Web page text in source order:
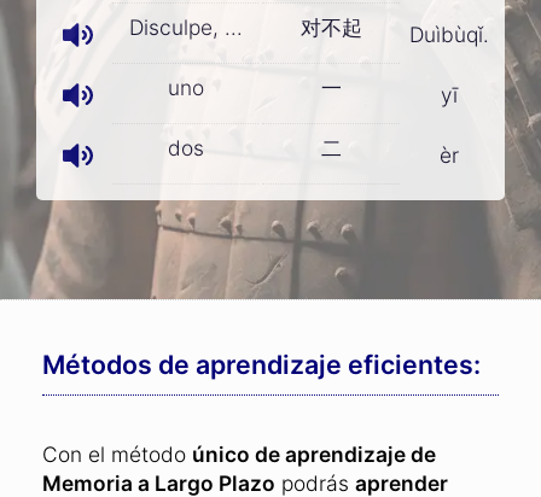
Disculpe, ... 对不起 Duìbùqǐ.
uno 一 yī
dos 二 èr
Métodos de aprendizaje eficientes:
Con el método único de aprendizaje de
Memoria a Largo Plazo podrás aprender